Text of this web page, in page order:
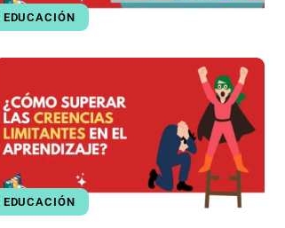
EDUCACIÓN
EDUCACIÓN